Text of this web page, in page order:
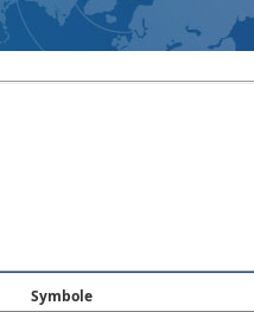
Symbole